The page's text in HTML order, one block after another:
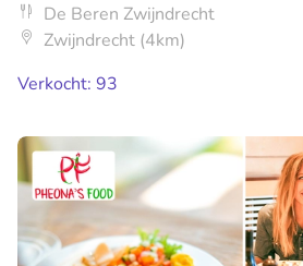
De Beren Zwijndrecht
Zwijndrecht (4km)
Verkocht: 93